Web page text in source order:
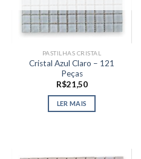
PASTILHAS CRISTAL
Cristal Azul Claro – 121
Peças
R$21,50
LER MAIS